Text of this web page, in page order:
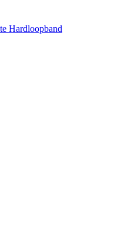
Hardloopband